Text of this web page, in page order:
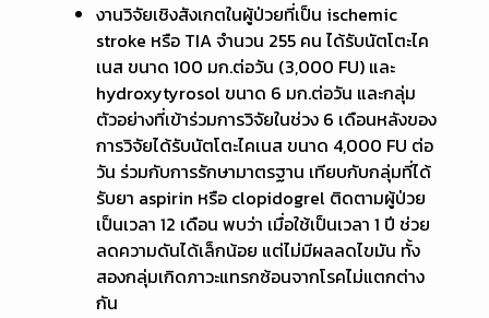
งานวิจัยเชิงสังเกตในผู้ป่วยที่เป็น ischemic
stroke หรือ TIA จำนวน 255 คน ได้รับนัตโตะไค
เนส ขนาด 100 มก.ต่อวัน (3,000 FU) และ
hydroxytyrosol ขนาด 6 มก.ต่อวัน และกลุ่ม
ตัวอย่างที่เข้าร่วมการวิจัยในช่วง 6 เดือนหลังของ
การวิจัยได้รับนัตโตะไคเนส ขนาด 4,000 FU ต่อ
วัน ร่วมกับการรักษามาตรฐาน เทียบกับกลุ่มที่ได้
รับยา aspirin หรือ clopidogrel ติดตามผู้ป่วย
เป็นเวลา 12 เดือน พบว่า เมื่อใช้เป็นเวลา 1 ปี ช่วย
ลดความดันได้เล็กน้อย แต่ไม่มีผลลดไขมัน ทั้ง
สองกลุ่มเกิดภาวะแทรกซ้อนจากโรคไม่แตกต่าง
กัน